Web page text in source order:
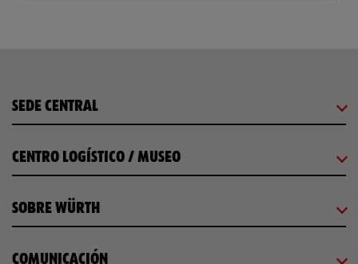
SEDE CENTRAL
CENTRO LOGÍSTICO / MUSEO
SOBRE WÜRTH
COMUNICACIÓN